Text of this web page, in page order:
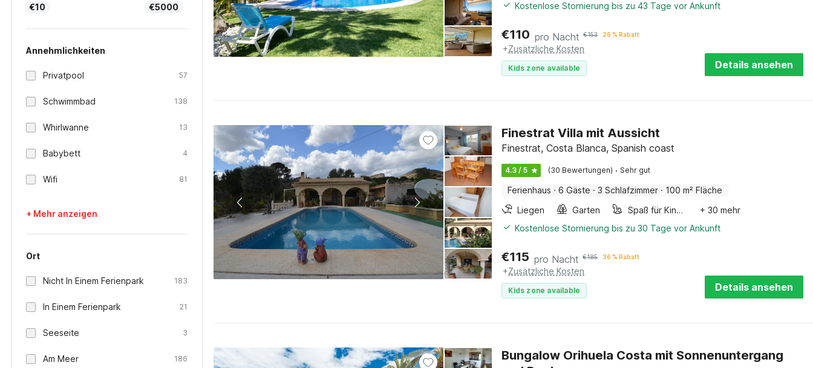
€10 €5000
Annehmlichkeiten
Privatpool 57
Schwimmbad 138
Whirlwanne 13
Babybett 4
Wifi 81
+ Mehr anzeigen
Ort
Nicht In Einem Ferienpark 183
In Einem Ferienpark 21
Seeseite 3
Am Meer 186
Kostenlose Stornierung bis zu 43 Tage vor Ankunft
€110 pro Nacht €153 26 % Rabatt
+Zusätzliche Kosten
Kids zone available Details ansehen
Finestrat Villa mit Aussicht
Finestrat, Costa Blanca, Spanish coast
4.3 / 5 (30 Bewertungen) · Sehr gut
Ferienhaus · 6 Gäste · 3 Schlafzimmer · 100 m² Fläche
Liegen
Garten Spaß für Kinder
+ 30 mehr
Kostenlose Stornierung bis zu 30 Tage vor Ankunft
€115 pro Nacht €185 36 % Rabatt
+Zusätzliche Kosten
Kids zone available Details ansehen
Bungalow Orihuela Costa mit Sonnenuntergang